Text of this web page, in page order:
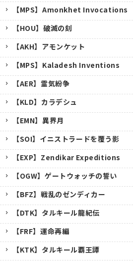
【MPS】Amonkhet Invocations
【HOU】破滅の刻
【AKH】アモンケット
【MPS】Kaladesh Inventions
【AER】霊気紛争
【KLD】カラデシュ
【EMN】異界月
【SOI】イニストラードを覆う影
【EXP】Zendikar Expeditions
【OGW】ゲートウォッチの誓い
【BFZ】戦乱のゼンディカー
【DTK】タルキール龍紀伝
【FRF】運命再編
【KTK】タルキール覇王譚